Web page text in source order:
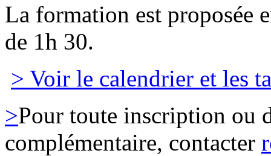
La formation est proposée
de 1h 30.
> Voir le calendrier et les
>Pour toute inscription ou
complémentaire, contacter